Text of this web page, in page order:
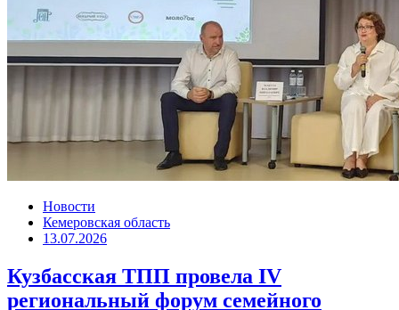
Новости
Кемеровская область
13.07.2026
Кузбасская ТПП провела IV
региональный форум семейного